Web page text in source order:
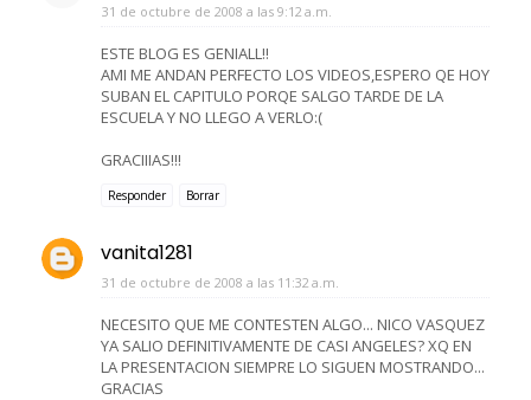
31 de octubre de 2008 a las 9:12 a.m.
ESTE BLOG ES GENIALL!!
AMI ME ANDAN PERFECTO LOS VIDEOS,ESPERO QE HOY
SUBAN EL CAPITULO PORQE SALGO TARDE DE LA
ESCUELA Y NO LLEGO A VERLO:(
GRACIIIAS!!!
Responder Borrar
vanita1281
31 de octubre de 2008 a las 11:32 a.m.
NECESITO QUE ME CONTESTEN ALGO... NICO VASQUEZ
YA SALIO DEFINITIVAMENTE DE CASI ANGELES? XQ EN
LA PRESENTACION SIEMPRE LO SIGUEN MOSTRANDO...
GRACIAS